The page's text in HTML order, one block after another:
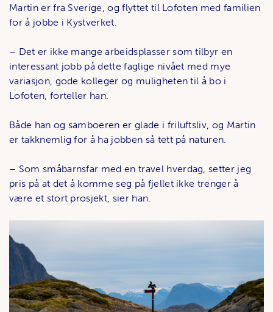
Martin er fra Sverige, og flyttet til Lofoten med familien
for å jobbe i Kystverket.
– Det er ikke mange arbeidsplasser som tilbyr en
interessant jobb på dette faglige nivået med mye
variasjon, gode kolleger og muligheten til å bo i
Lofoten, forteller han.
Både han og samboeren er glade i friluftsliv, og Martin
er takknemlig for å ha jobben så tett på naturen.
– Som småbarnsfar med en travel hverdag, setter jeg
pris på at det å komme seg på fjellet ikke trenger å
være et stort prosjekt, sier han.